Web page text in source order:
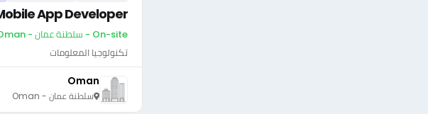
App Developer
On-site - سلطنة عمان - Oman
تكنولوجيا المعلومات
Oman
سلطنة عمان - Oman